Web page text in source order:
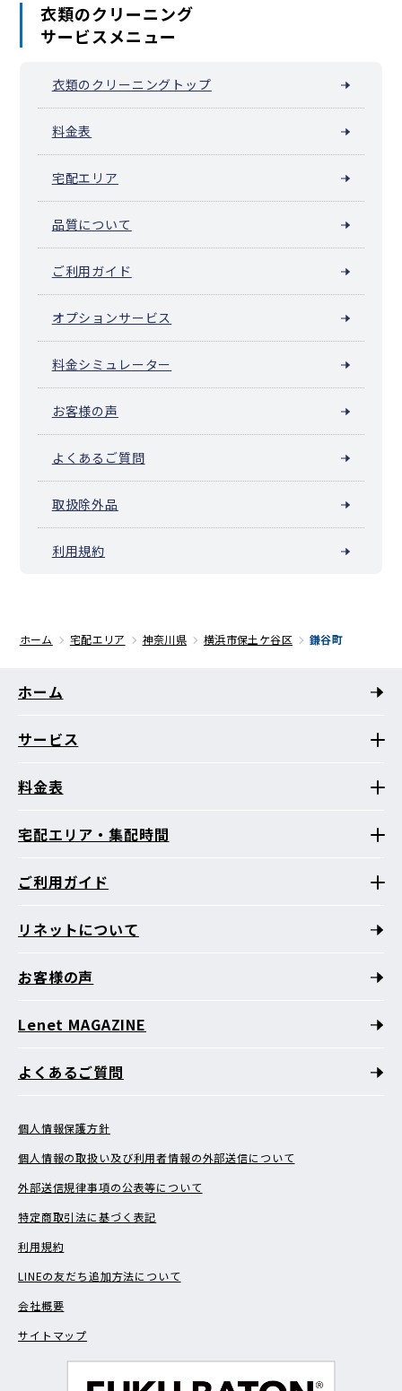
衣類のクリーニング
サービスメニュー
衣類のクリーニングトップ
料金表
宅配エリア
品質について
ご利用ガイド
オプションサービス
料金シミュレーター
お客様の声
よくあるご質問
取扱除外品
利用規約
ホーム 宅配エリア 神奈川県 横浜市保土ケ谷区 鎌谷町
ホーム
サービス
料金表
宅配エリア・集配時間
ご利用ガイド
リネットについて
お客様の声
Lenet MAGAZINE
よくあるご質問
個人情報保護方針
個人情報の取扱い及び利用者情報の外部送信について
外部送信規律事項の公表等について
特定商取引法に基づく表記
利用規約
LINEの友だち追加方法について
会社概要
サイトマップ